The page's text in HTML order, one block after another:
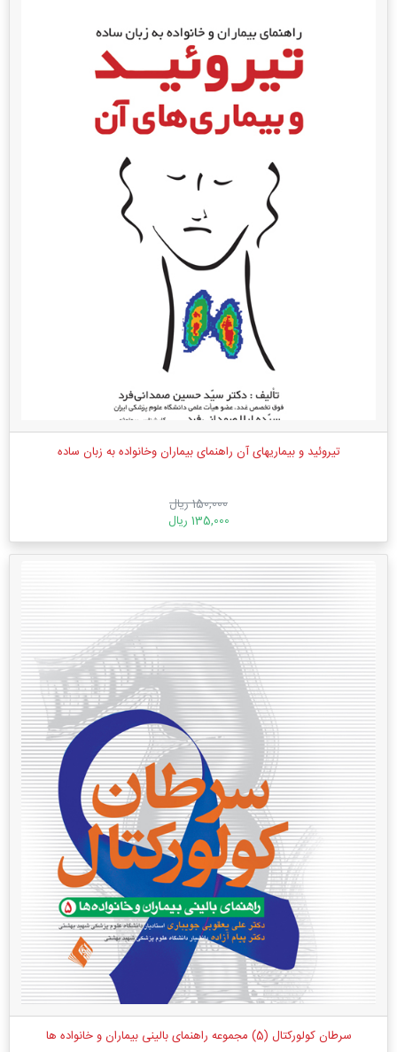
تیروئید و بیماریهای آن راهنمای بیماران وخانواده به زبان ساده
150,000 ریال
135,000 ریال
سرطان كولوركتال (5) مجموعه راهنمای بالینی بیماران و خانواده ها